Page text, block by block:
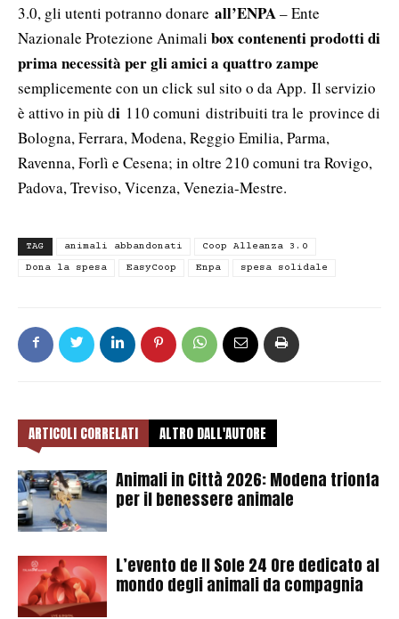
3.0, gli utenti potranno donare all’ENPA– Ente
Nazionale Protezione Animali box contenenti prodotti di
prima necessità per gli amici a quattro zampe
semplicemente con un click sul sito o da App. Il servizio
è attivo in più di 110 comuni distribuiti tra le province di
Bologna, Ferrara, Modena, Reggio Emilia, Parma,
Ravenna, Forlì e Cesena; in oltre 210 comuni tra Rovigo,
Padova, Treviso, Vicenza, Venezia-Mestre.
TAG animali abbandonati
Coop Alleanza 3.0
Dona la spesa
EasyCoop Enpa spesa solidale
ARTICOLI CORRELATI ALTRO DALL'AUTORE
Animali in Città 2026: Modena trionfa
per il benessere animale
L’evento de Il Sole 24 Ore dedicato al
mondo degli animali da compagnia